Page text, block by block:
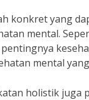
konkret yang
mental.
pentingnya
mental
holistik juga